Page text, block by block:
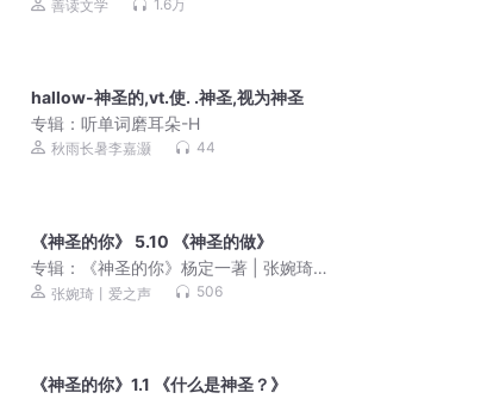
善读文学 1.6万
hallow-神圣的,vt.使. .神圣,视为神圣
专辑：听单词磨耳朵-H
秋雨长暑李嘉灏 44
《神圣的你》 5.10 《神圣的做》
专辑：
《神圣的你》杨定一著 | 张婉琦
（重读）
张婉琦丨爱之声 506
《神圣的你》1.1 《什么是神圣？》